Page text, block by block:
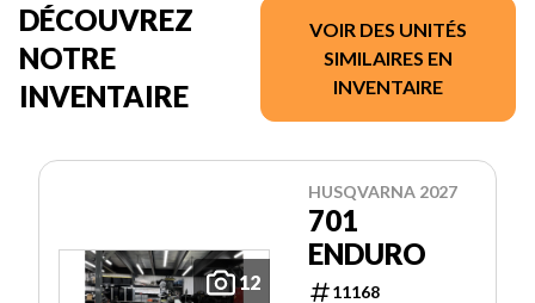
DÉCOUVREZ
NOTRE
INVENTAIRE
VOIR DES UNITÉS
SIMILAIRES EN
INVENTAIRE
12
HUSQVARNA 2027
701
ENDURO
11168